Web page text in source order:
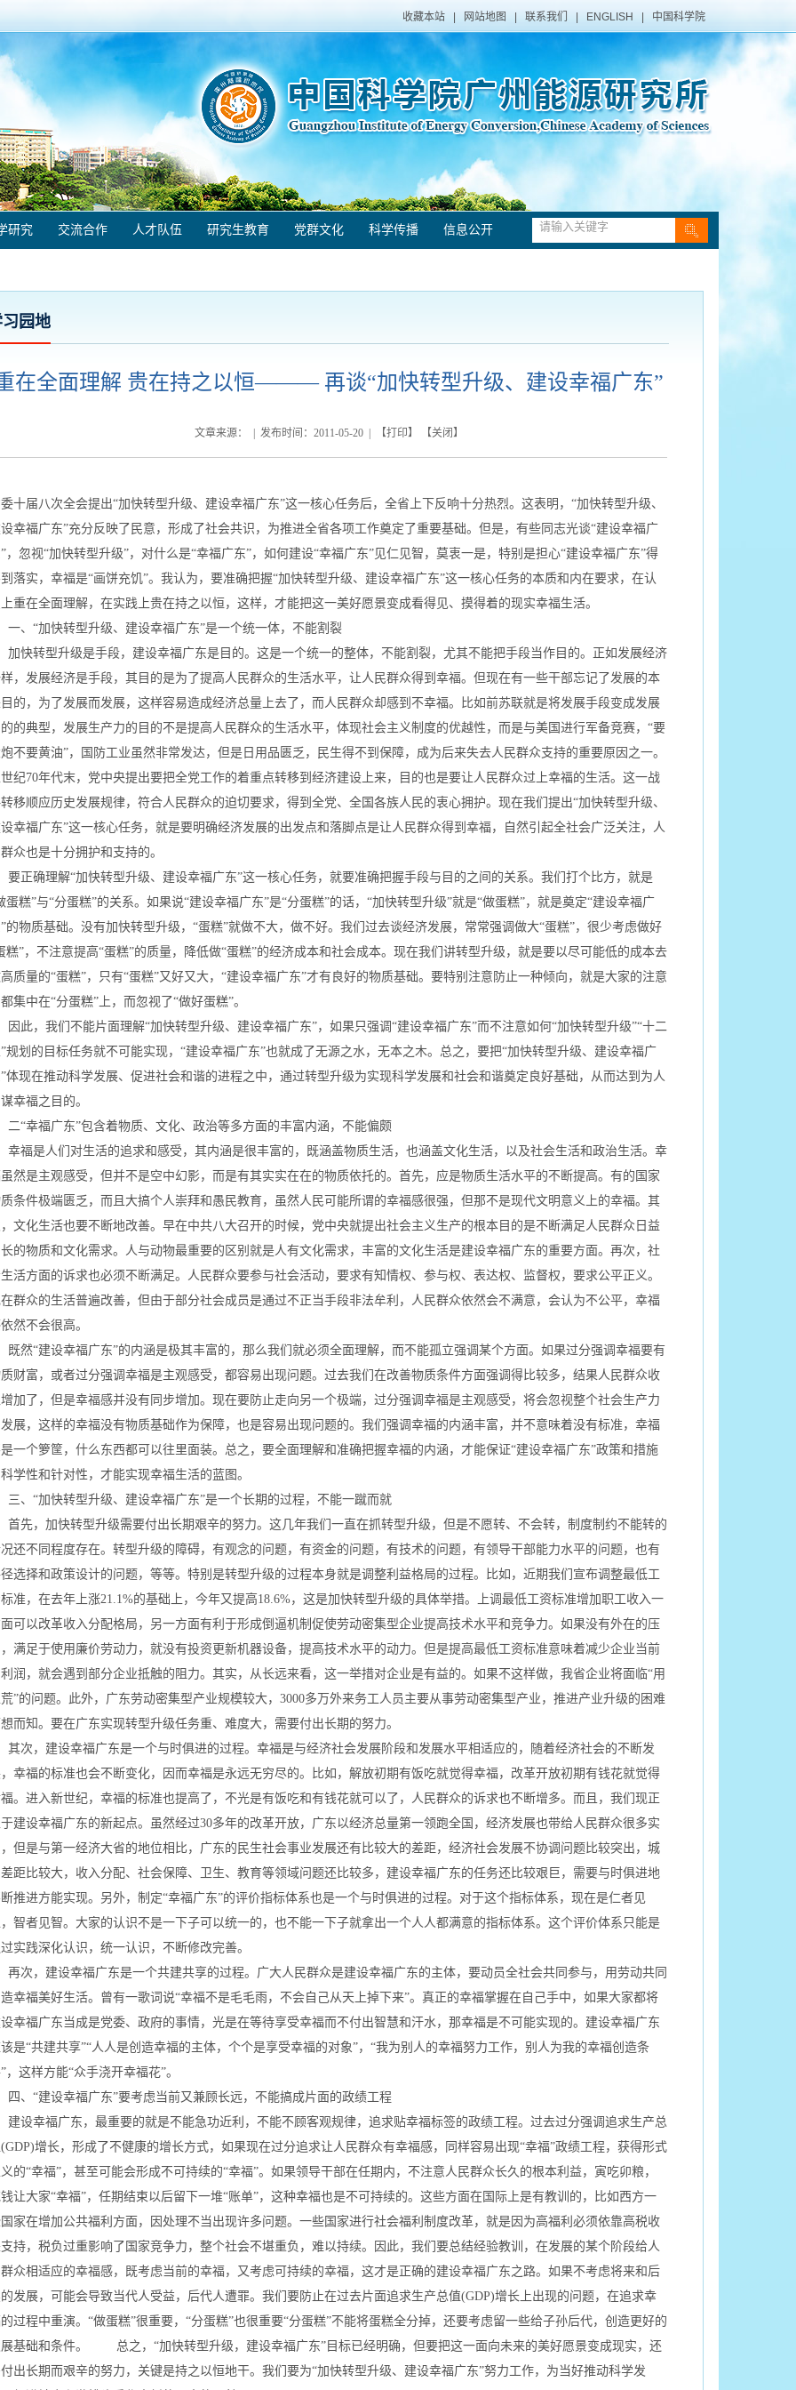
收藏本站 网站地图 联系我们 ENGLISH 中国科学院
研究 交流合作 人才队伍 研究生教育 党群文化 科学传播 信息公开
园地
在全面理解 贵在持之以恒——— 再谈“加快转型升级、建设幸福广东”
文章来源： | 发布时间： 2011-05-20| 【打印】 【关闭 】
十届八次全会提出“加快转型升级、建设幸福广东”这一核心任务后，全省上下反响十分热烈。这表明，“加快转型升级、
幸福广东”充分反映了民意，形成了社会共识，为推进全省各项工作奠定了重要基础。但是，有些同志光谈“建设幸福广
，忽视“加快转型升级”，对什么是“幸福广东”，如何建设“幸福广东”见仁见智，莫衷一是，特别是担心“建设幸福广东”得
落实，幸福是“画饼充饥”。我认为，要准确把握“加快转型升级、建设幸福广东”这一核心任务的本质和内在要求，在认
重在全面理解，在实践上贵在持之以恒，这样，才能把这一美好愿景变成看得见、摸得着的现实幸福生活。
“加快转型升级、建设幸福广东”是一个统一体，不能割裂
转型升级是手段，建设幸福广东是目的。这是一个统一的整体，不能割裂，尤其不能把手段当作目的。正如发展经济
，发展经济是手段，其目的是为了提高人民群众的生活水平，让人民群众得到幸福。但现在有一些干部忘记了发展的本
的，为了发展而发展，这样容易造成经济总量上去了，而人民群众却感到不幸福。比如前苏联就是将发展手段变成发展
的典型，发展生产力的目的不是提高人民群众的生活水平，体现社会主义制度的优越性，而是与美国进行军备竞赛，“要
不要黄油”，国防工业虽然非常发达，但是日用品匮乏，民生得不到保障，成为后来失去人民群众支持的重要原因之一。
纪70年代末，党中央提出要把全党工作的着重点转移到经济建设上来，目的也是要让人民群众过上幸福的生活。这一战
移顺应历史发展规律，符合人民群众的迫切要求，得到全党、全国各族人民的衷心拥护。现在我们提出“加快转型升级、
幸福广东”这一核心任务，就是要明确经济发展的出发点和落脚点是让人民群众得到幸福，自然引起全社会广泛关注，人
众也是十分拥护和支持的。
确理解“加快转型升级、建设幸福广东”这一核心任务，就要准确把握手段与目的之间的关系。我们打个比方，就是
蛋糕”与“分蛋糕”的关系。如果说“建设幸福广东”是“分蛋糕”的话，“加快转型升级”就是“做蛋糕”，就是奠定“建设幸福广
的物质基础。没有加快转型升级，“蛋糕”就做不大，做不好。我们过去谈经济发展，常常强调做大“蛋糕”，很少考虑做好
糕”，不注意提高“蛋糕”的质量，降低做“蛋糕”的经济成本和社会成本。现在我们讲转型升级，就是要以尽可能低的成本去
质量的“蛋糕”，只有“蛋糕”又好又大，“建设幸福广东”才有良好的物质基础。要特别注意防止一种倾向，就是大家的注意
集中在“分蛋糕”上，而忽视了“做好蛋糕”。
，我们不能片面理解“加快转型升级、建设幸福广东”，如果只强调“建设幸福广东”而不注意如何“加快转型升级”“十二
规划的目标任务就不可能实现，“建设幸福广东”也就成了无源之水，无本之木。总之，要把“加快转型升级、建设幸福广
体现在推动科学发展、促进社会和谐的进程之中，通过转型升级为实现科学发展和社会和谐奠定良好基础，从而达到为人
幸福之目的。
幸福广东”包含着物质、文化、政治等多方面的丰富内涵，不能偏颇
是人们对生活的追求和感受，其内涵是很丰富的，既涵盖物质生活，也涵盖文化生活，以及社会生活和政治生活。幸
然是主观感受，但并不是空中幻影，而是有其实实在在的物质依托的。首先，应是物质生活水平的不断提高。有的国家
条件极端匮乏，而且大搞个人崇拜和愚民教育，虽然人民可能所谓的幸福感很强，但那不是现代文明意义上的幸福。其
文化生活也要不断地改善。早在中共八大召开的时候，党中央就提出社会主义生产的根本目的是不断满足人民群众日益
的物质和文化需求。人与动物最重要的区别就是人有文化需求，丰富的文化生活是建设幸福广东的重要方面。再次，社
活方面的诉求也必须不断满足。人民群众要参与社会活动，要求有知情权、参与权、表达权、监督权，要求公平正义。
群众的生活普遍改善，但由于部分社会成员是通过不正当手段非法牟利，人民群众依然会不满意，会认为不公平，幸福
然不会很高。
“建设幸福广东”的内涵是极其丰富的，那么我们就必须全面理解，而不能孤立强调某个方面。如果过分强调幸福要有
财富，或者过分强调幸福是主观感受，都容易出现问题。过去我们在改善物质条件方面强调得比较多，结果人民群众收
加了，但是幸福感并没有同步增加。现在要防止走向另一个极端，过分强调幸福是主观感受，将会忽视整个社会生产力
展，这样的幸福没有物质基础作为保障，也是容易出现问题的。我们强调幸福的内涵丰富，并不意味着没有标准，幸福
一个箩筐，什么东西都可以往里面装。总之，要全面理解和准确把握幸福的内涵，才能保证“建设幸福广东”政策和措施
学性和针对性，才能实现幸福生活的蓝图。
“加快转型升级、建设幸福广东”是一个长期的过程，不能一蹴而就
，加快转型升级需要付出长期艰辛的努力。这几年我们一直在抓转型升级，但是不愿转、不会转，制度制约不能转的
还不同程度存在。转型升级的障碍，有观念的问题，有资金的问题，有技术的问题，有领导干部能力水平的问题，也有
选择和政策设计的问题，等等。特别是转型升级的过程本身就是调整利益格局的过程。比如，近期我们宣布调整最低工
准，在去年上涨21.1%的基础上，今年又提高18.6%，这是加快转型升级的具体举措。上调最低工资标准增加职工收入一
可以改革收入分配格局，另一方面有利于形成倒逼机制促使劳动密集型企业提高技术水平和竞争力。如果没有外在的压
满足于使用廉价劳动力，就没有投资更新机器设备，提高技术水平的动力。但是提高最低工资标准意味着减少企业当前
润，就会遇到部分企业抵触的阻力。其实，从长远来看，这一举措对企业是有益的。如果不这样做，我省企业将面临“用
”的问题。此外，广东劳动密集型产业规模较大，3000多万外来务工人员主要从事劳动密集型产业，推进产业升级的困难
而知。要在广东实现转型升级任务重、难度大，需要付出长期的努力。
，建设幸福广东是一个与时俱进的过程。幸福是与经济社会发展阶段和发展水平相适应的，随着经济社会的不断发
幸福的标准也会不断变化，因而幸福是永远无穷尽的。比如，解放初期有饭吃就觉得幸福，改革开放初期有钱花就觉得
。进入新世纪，幸福的标准也提高了，不光是有饭吃和有钱花就可以了，人民群众的诉求也不断增多。而且，我们现正
建设幸福广东的新起点。虽然经过30多年的改革开放，广东以经济总量第一领跑全国，经济发展也带给人民群众很多实
但是与第一经济大省的地位相比，广东的民生社会事业发展还有比较大的差距，经济社会发展不协调问题比较突出，城
距比较大，收入分配、社会保障、卫生、教育等领域问题还比较多，建设幸福广东的任务还比较艰巨，需要与时俱进地
推进方能实现。另外，制定“幸福广东”的评价指标体系也是一个与时俱进的过程。对于这个指标体系，现在是仁者见
智者见智。大家的认识不是一下子可以统一的，也不能一下子就拿出一个人人都满意的指标体系。这个评价体系只能是
实践深化认识，统一认识，不断修改完善。
，建设幸福广东是一个共建共享的过程。广大人民群众是建设幸福广东的主体，要动员全社会共同参与，用劳动共同
幸福美好生活。曾有一歌词说“幸福不是毛毛雨，不会自己从天上掉下来”。真正的幸福掌握在自己手中，如果大家都将
幸福广东当成是党委、政府的事情，光是在等待享受幸福而不付出智慧和汗水，那幸福是不可能实现的。建设幸福广东
是“共建共享”“人人是创造幸福的主体，个个是享受幸福的对象”，“我为别人的幸福努力工作，别人为我的幸福创造条
，这样方能“众手浇开幸福花”。
“建设幸福广东”要考虑当前又兼顾长远，不能搞成片面的政绩工程
幸福广东，最重要的就是不能急功近利，不能不顾客观规律，追求贴幸福标签的政绩工程。过去过分强调追求生产总
增长，形成了不健康的增长方式，如果现在过分追求让人民群众有幸福感，同样容易出现“幸福”政绩工程，获得形式
的“幸福”，甚至可能会形成不可持续的“幸福”。如果领导干部在任期内，不注意人民群众长久的根本利益，寅吃卯粮，
让大家“幸福”，任期结束以后留下一堆“账单”，这种幸福也是不可持续的。这些方面在国际上是有教训的，比如西方一
家在增加公共福利方面，因处理不当出现许多问题。一些国家进行社会福利制度改革，就是因为高福利必须依靠高税收
持，税负过重影响了国家竞争力，整个社会不堪重负，难以持续。因此，我们要总结经验教训，在发展的某个阶段给人
众相适应的幸福感，既考虑当前的幸福，又考虑可持续的幸福，这才是正确的建设幸福广东之路。如果不考虑将来和后
发展，可能会导致当代人受益，后代人遭罪。我们要防止在过去片面追求生产总值(GDP)增长上出现的问题，在追求幸
过程中重演。“做蛋糕”很重要，“分蛋糕”也很重要“分蛋糕”不能将蛋糕全分掉，还要考虑留一些给子孙后代，创造更好的
基础和条件。 总之，“加快转型升级，建设幸福广东”目标已经明确，但要把这一面向未来的美好愿景变成现实，还
出长期而艰辛的努力，关键是持之以恒地干。我们要为“加快转型升级、建设幸福广东”努力工作，为当好推动科学发